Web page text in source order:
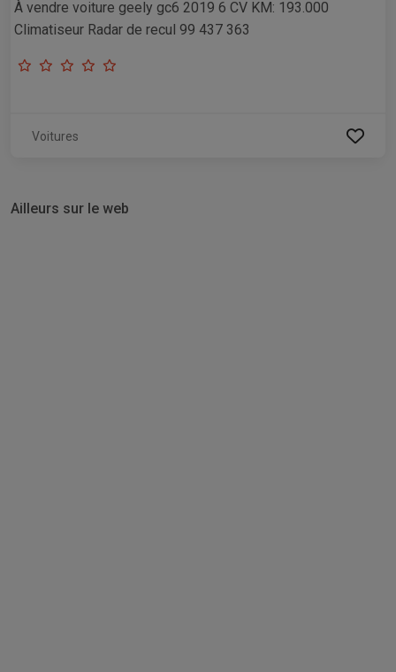
À vendre voiture geely gc6 2019 6 CV KM: 193.000
Climatiseur Radar de recul 99 437 363
Voitures
Ailleurs sur le web